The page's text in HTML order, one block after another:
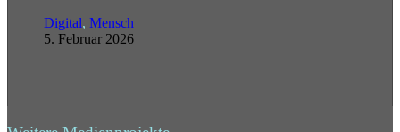
Digital, Mensch
5. Februar 2026